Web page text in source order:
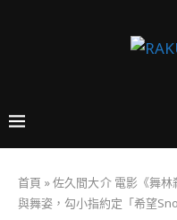
首頁 »佐久間大介 電影《舞
與舞姿，勾小指約定「希望